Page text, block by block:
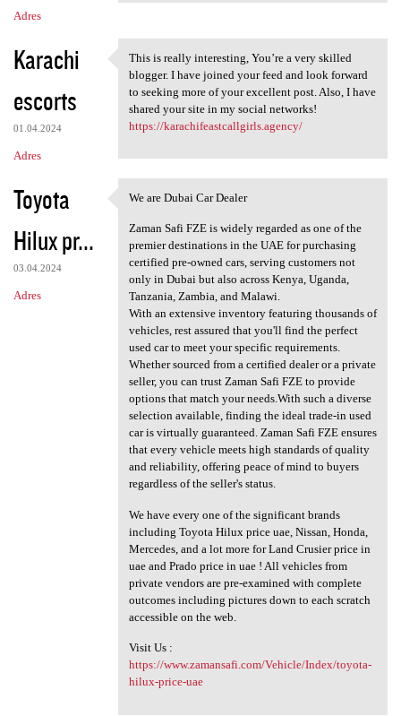
Adres
Karachi
escorts
01.04.2024
Adres
This is really interesting,
This is really interesting, You’re a very skilled
blogger. I have joined your feed and look forward
to seeking more of your excellent post. Also, I have
shared your site in my social networks!
https://karachifeastcallgirls.agency/
Toyota
Hilux pr...
03.04.2024
Adres
We are Dubai Car Dealer
We are Dubai Car Dealer
Zaman Safi FZE is widely regarded as one of the
premier destinations in the UAE for purchasing
certified pre-owned cars, serving customers not
only in Dubai but also across Kenya, Uganda,
Tanzania, Zambia, and Malawi.
With an extensive inventory featuring thousands of
vehicles, rest assured that you'll find the perfect
used car to meet your specific requirements.
Whether sourced from a certified dealer or a private
seller, you can trust Zaman Safi FZE to provide
options that match your needs.With such a diverse
selection available, finding the ideal trade-in used
car is virtually guaranteed. Zaman Safi FZE ensures
that every vehicle meets high standards of quality
and reliability, offering peace of mind to buyers
regardless of the seller's status.
We have every one of the significant brands
including Toyota Hilux price uae, Nissan, Honda,
Mercedes, and a lot more for Land Crusier price in
uae and Prado price in uae ! All vehicles from
private vendors are pre-examined with complete
outcomes including pictures down to each scratch
accessible on the web.
Visit Us :
https://www.zamansafi.com/Vehicle/Index/toyota-
hilux-price-uae